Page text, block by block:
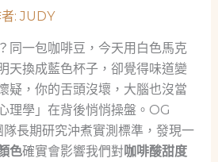
:JUDY
同一包咖啡豆，今天用白色馬克
天換成藍色杯子，卻覺得味道變
疑，你的舌頭沒壞，大腦也沒當
理學」在背後悄悄操盤。OG
長期研究沖煮實測標準，發現一
色確實會影響我們對咖啡酸甜度